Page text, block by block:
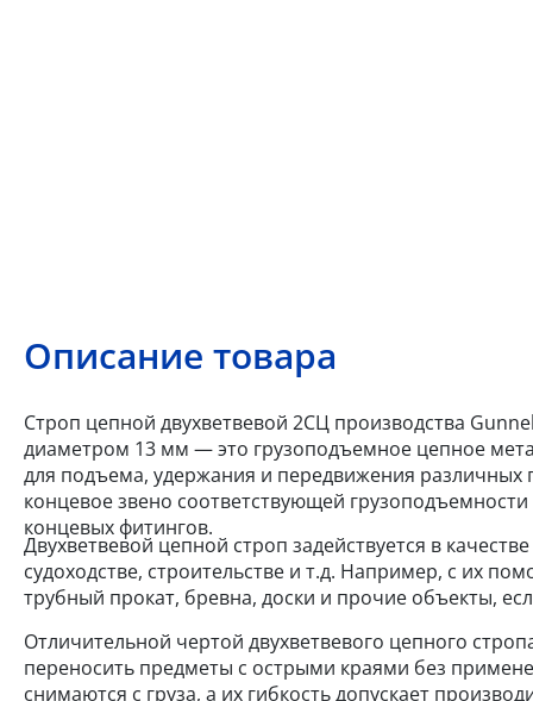
Описание товара
Строп цепной двухветвевой 2СЦ производства
диаметром 13 мм — это грузоподъемное цепное
для подъема, удержания и передвижения различных
концевое звено соответствующей
концевых фитингов.
Двухветвевой цепной строп задействуется в
судоходстве, строительстве и т.д. Например, с их
трубный прокат, бревна, доски и прочие объекты,
Отличительной чертой двухветвевого цепного
переносить предметы с острыми краями без
снимаются с груза, а их гибкость допускает